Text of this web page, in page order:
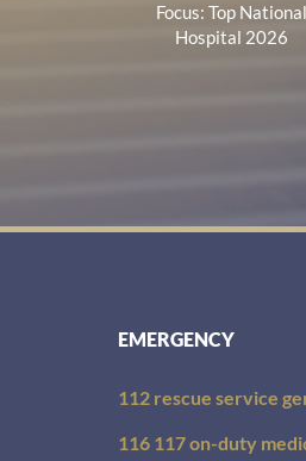
Focus: Top National
Hospital 2026
EMERGENCY
112 rescue service
116 117 on-duty